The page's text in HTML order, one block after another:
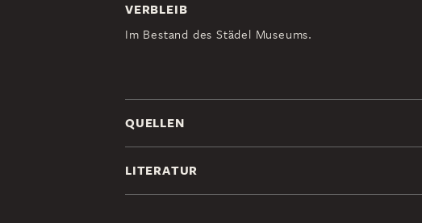
VERBLEIB
Im Bestand des Städel Museums.
QUELLEN
LITERATUR